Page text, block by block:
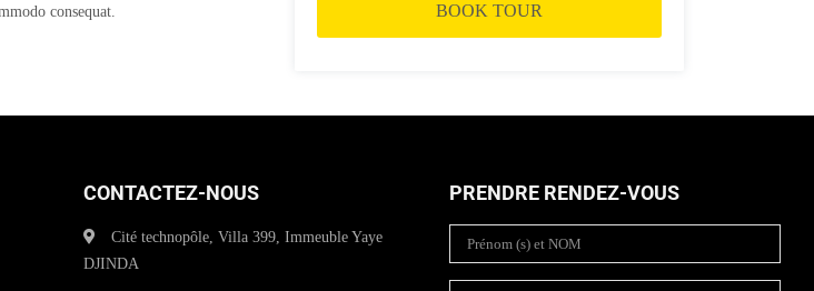
consequat.
BOOK TOUR
CONTACTEZ-NOUS
Cité technopôle, Villa 399, Immeuble Yaye
DJINDA
PRENDRE RENDEZ-VOUS